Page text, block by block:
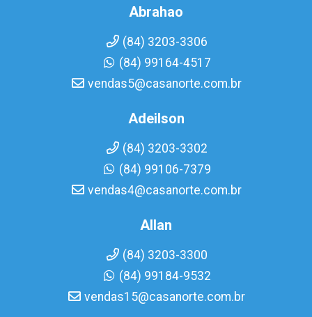
Abrahao
(84) 3203-3306
(84) 99164-4517
vendas5@casanorte.com.br
Adeilson
(84) 3203-3302
(84) 99106-7379
vendas4@casanorte.com.br
Allan
(84) 3203-3300
(84) 99184-9532
vendas15@casanorte.com.br